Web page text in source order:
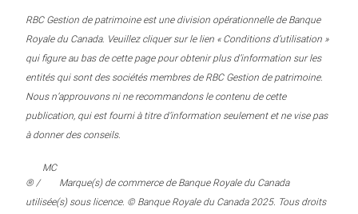
RBC Gestion de patrimoine est une division opérationnelle de Banque
Royale du Canada. Veuillez cliquer sur le lien « Conditions d’utilisation »
qui figure au bas de cette page pour obtenir plus d’information sur les
entités qui sont des sociétés membres de RBC Gestion de patrimoine.
Nous n’approuvons ni ne recommandons le contenu de cette
publication, qui est fourni à titre d’information seulement et ne vise pas
à donner des conseils.
® /
MC
Marque(s) de commerce de Banque Royale du Canada
utilisée(s) sous licence. © Banque Royale du Canada 2025. Tous droits